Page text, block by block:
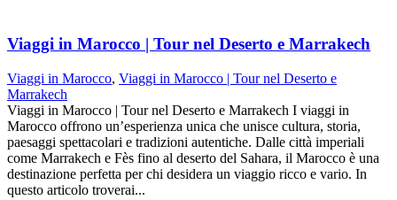
Viaggi in Marocco | Tour nel Deserto e Marrakech
Viaggi in Marocco, Viaggi in Marocco | Tour nel Deserto e
Marrakech
Viaggi in Marocco | Tour nel Deserto e Marrakech I viaggi in
Marocco offrono un’esperienza unica che unisce cultura, storia,
paesaggi spettacolari e tradizioni autentiche. Dalle città imperiali
come Marrakech e Fès fino al deserto del Sahara, il Marocco è una
destinazione perfetta per chi desidera un viaggio ricco e vario. In
questo articolo troverai...